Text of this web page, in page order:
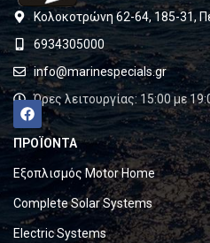
Κολοκοτρώνη 62-64, 185-31,
6934305000
info@marinespecials.gr
Ώρες λειτουργίας: 15:00 με
ΠΡΟΪΟΝΤΑ
Εξοπλισμός Motor Home
Complete Solar Systems
Electric Systems